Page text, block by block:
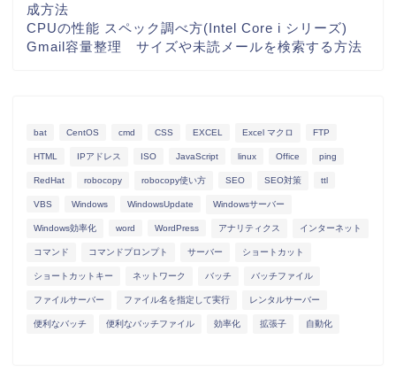
成方法
CPUの性能 スペック調べ方(Intel Core i シリーズ)
Gmail容量整理 サイズや未読メールを検索する方法
bat CentOS cmd CSS EXCEL Excel マクロ FTP
HTML IPアドレス ISO JavaScript linux Office ping
RedHat robocopy robocopy使い方 SEO SEO対策 ttl
VBS Windows WindowsUpdate Windowsサーバー
Windows効率化 word WordPress アナリティクス インターネット
コマンド コマンドプロンプト サーバー ショートカット
ショートカットキー ネットワーク バッチ バッチファイル
ファイルサーバー ファイル名を指定して実行 レンタルサーバー
便利なバッチ 便利なバッチファイル 効率化 拡張子 自動化